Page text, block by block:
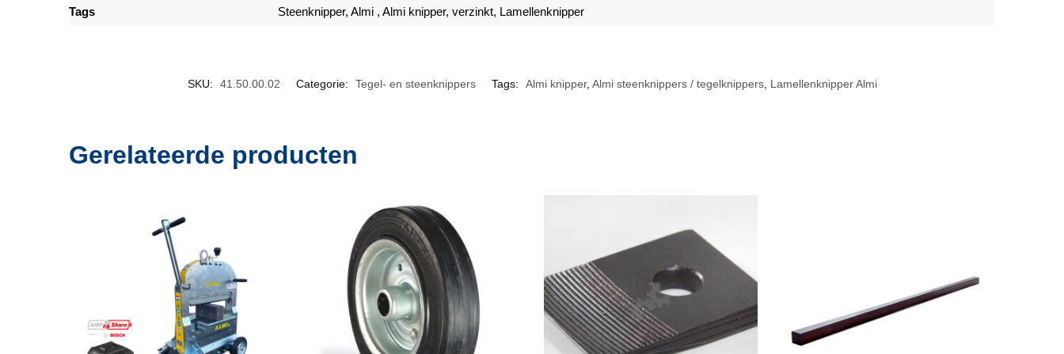
Tags Steenknipper,Almi ,Almi knipper, verzinkt, Lamellenknipper
SKU: 41.50.00.02 Categorie: Tegel- en steenknippers Tags: Almi knipper, Almi steenknippers / tegelknippers, Lamellenknipper Almi
Gerelateerde producten